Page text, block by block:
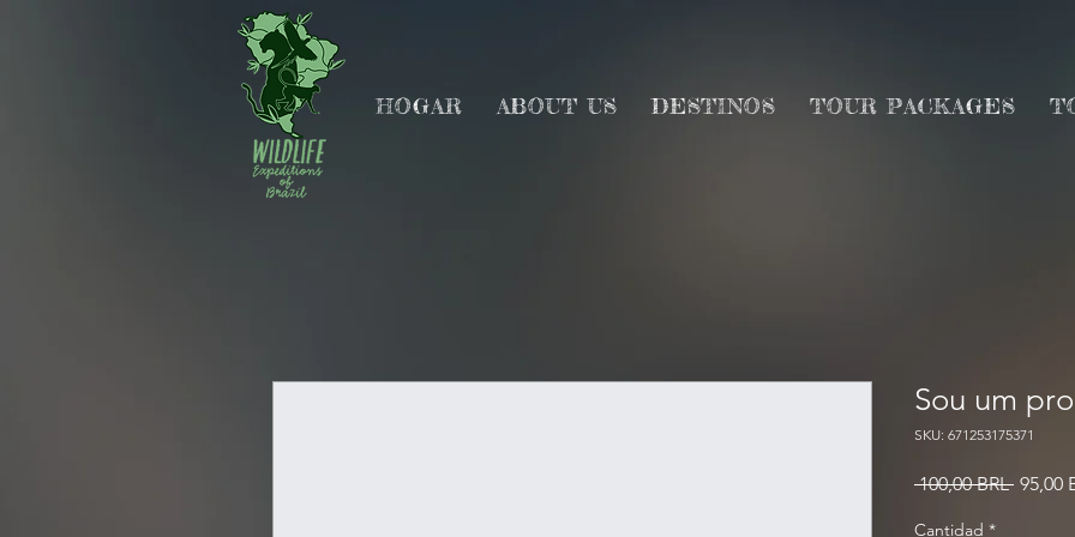
HOGAR ABOUT US DESTINOS TOUR PACKAGES
Sou um
SKU: 671253175371
100,00 BRL Precio
95,00
Cantidad *